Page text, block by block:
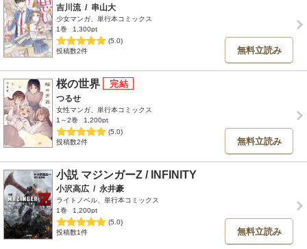
吉川流 / 串山大
少女マンガ、単行本コミックス
1巻
1,300pt
(5.0)
投稿数2件
無料立読み
桜の世界
つるせ
女性マンガ、単行本コミックス
1～2巻
1,200pt
(5.0)
投稿数2件
無料立読み
小説 マジンガーZ / INFINITY
小沢高広 / 永井豪
ライトノベル、単行本コミックス
1巻
1,200pt
(5.0)
投稿数1件
無料立読み